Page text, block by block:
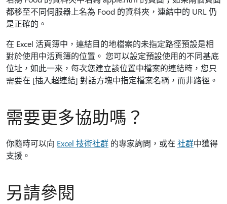
都移至不同伺服器上名為 Food 的資料夾，連結中的 URL 仍
是正確的。
在 Excel 活頁簿中，連結目的地檔案的未指定路徑預設是相
對於使用中活頁簿的位置。 您可以設定預設使用的不同基底
位址，如此一來，每次您建立該位置中檔案的連結時，您只
需要在 [插入超連結] 對話方塊中指定檔案名稱，而非路徑。
需要更多協助嗎？
你隨時可以向 Excel 技術社群 的專家詢問，或在 社群中獲得
支援。
另請參閱